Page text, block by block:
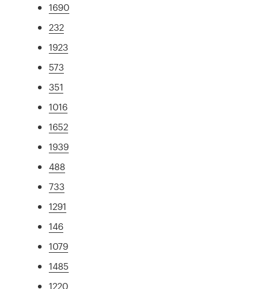
1690
232
1923
573
351
1016
1652
1939
488
733
1291
146
1079
1485
1220